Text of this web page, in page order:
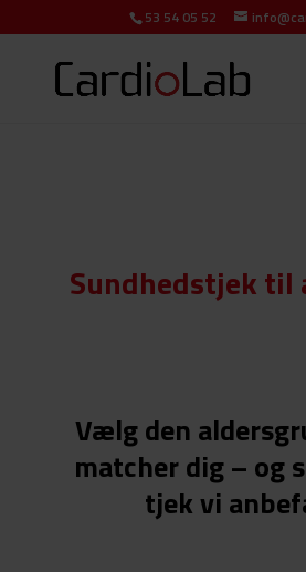
53 54 05 52
Sundhedstjek til
Vælg den
matcher dig – og
tjek vi